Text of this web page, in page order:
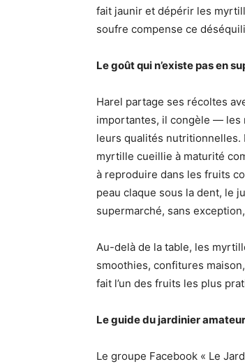
fait jaunir et dépérir les
soufre compense ce
Le goût qui n’existe pas en
Harel partage ses récoltes
importantes, il congèle — les
leurs qualités nutritionnelles.
myrtille cueillie à maturité
à reproduire dans les fruits
peau claque sous la dent, le
supermarché, sans
Au-delà de la table, les
smoothies, confitures
fait l’un des fruits les plus
Le guide du jardinier amateur
Le groupe Facebook « Le